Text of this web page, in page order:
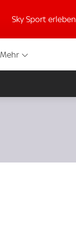
Sky Sport erleben
Mehr